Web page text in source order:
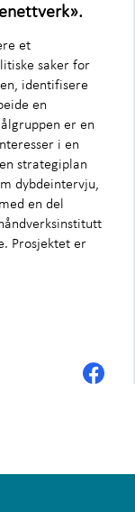
+
et
saker for
identifisere
en
er en
i en
strategiplan
dybdeintervju,
en del
Prosjektet er